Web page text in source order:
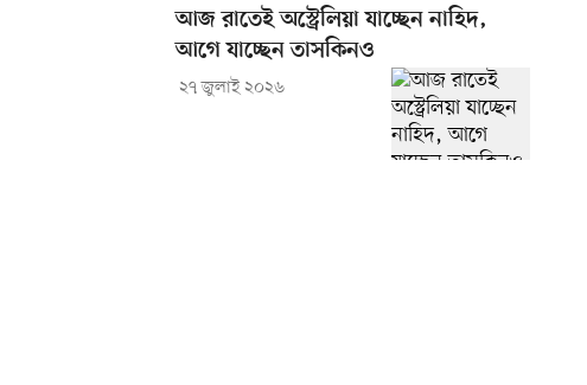
আজ রাতেই অস্ট্রেলিয়া যাচ্ছেন নাহিদ,
আগে যাচ্ছেন তাসকিনও
২৭ জুলাই ২০২৬